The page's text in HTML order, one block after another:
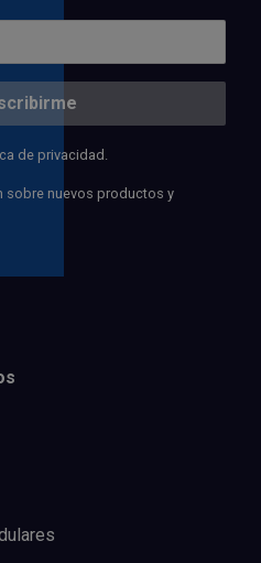
de privacidad.
sobre nuevos productos y